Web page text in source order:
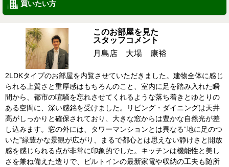
買いたい方
このお部屋を見た
スタッフコメント
月島店 大場 康裕
2LDKタイプのお部屋を内覧させていただきました。建物全体に感じ
られる上質さと重厚感はもちろんのこと、室内に足を踏み入れた瞬
間から、都市の喧騒を忘れさせてくれるような落ち着きとゆとりの
ある空間に、深い感銘を受けました。リビング・ダイニングは天井
高がしっかりと確保されており、大きな窓からは豊かな自然光が差
し込みます。窓の外には、タワーマンションとは異なる“地に足のつ
いた”緑豊かな景観が広がり、まるで都心とは思えない静けさと開放
感を感じられる点が非常に印象的でした。キッチンは機能性と美し
さを兼ね備えた造りで、ビルトインの最新家電や収納の工夫も随所